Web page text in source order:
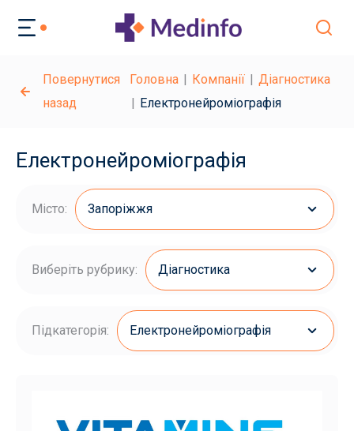
Повернутися
назад
Головна Компанії
Діагностика
Електронейроміографія
Електронейроміографія
Місто: Запоріжжя
Виберіть рубрику: Діагностика
Підкатегорія: Електронейроміографія